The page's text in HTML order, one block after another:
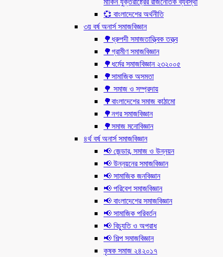
💞 বাংলাদেশের অর্থনীতি
৩য় বর্ষ অনার্স সমাজবিজ্ঞান
🌳ধ্রুপদী সমাজতাত্ত্বিক তত্ত্ব
🌳গ্রামীণ সমাজবিজ্ঞান
🌳ধর্মের সমাজবিজ্ঞান ২৩২০০৫
🌳সামাজিক অসমতা
🌳 সমাজ ও সম্প্রদায়
🌳বাংলাদেশের সমাজ কাঠামো
🌳নগর সমাজবিজ্ঞান
🌳সমাজ মনোবিজ্ঞান
৪র্থ বর্ষ অনার্স সমাজবিজ্ঞান
📢 জেন্ডার, সমাজ ও উন্নয়ন
📢 উন্নয়নের সমাজবিজ্ঞান
📢 সামাজিক জনবিজ্ঞান
📢 পরিবেশ সমাজবিজ্ঞান
📢 বাংলাদেশের সমাজবিজ্ঞান
📢 সামাজিক পরিবর্তন
📢 বিচ্যুতি ও অপরাধ
📢 শিল্প সমাজবিজ্ঞান
কৃষক সমাজ ২৪২০১৭